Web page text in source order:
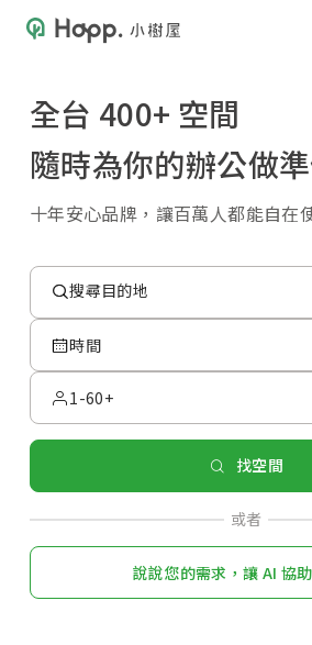
全台 400+ 空間
隨時為你的辦公做
十年安心品牌，讓百萬人都能自在
搜尋目的地
時間
1-60+
找空間
或者
說說您的需求，讓 AI 協